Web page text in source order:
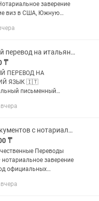
Письменный перевод на итальянский язык
₸
ПЕРЕВОД НА
ЯЗЫК 🇮🇹
письменный
итальянский
•...
Перевод документов с нотариальным заверением
₸
Переводы
заверение
и тд. ✅